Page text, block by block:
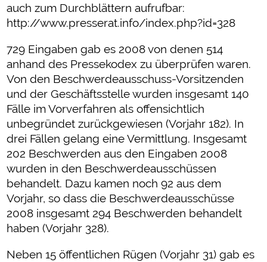
auch zum Durchblättern aufrufbar:
http://www.presserat.info/index.php?id=328
729 Eingaben gab es 2008 von denen 514
anhand des Pressekodex zu überprüfen waren.
Von den Beschwerdeausschuss-Vorsitzenden
und der Geschäftsstelle wurden insgesamt 140
Fälle im Vorverfahren als offensichtlich
unbegründet zurückgewiesen (Vorjahr 182). In
drei Fällen gelang eine Vermittlung. Insgesamt
202 Beschwerden aus den Eingaben 2008
wurden in den Beschwerdeausschüssen
behandelt. Dazu kamen noch 92 aus dem
Vorjahr, so dass die Beschwerdeausschüsse
2008 insgesamt 294 Beschwerden behandelt
haben (Vorjahr 328).
Neben 15 öffentlichen Rügen (Vorjahr 31) gab es